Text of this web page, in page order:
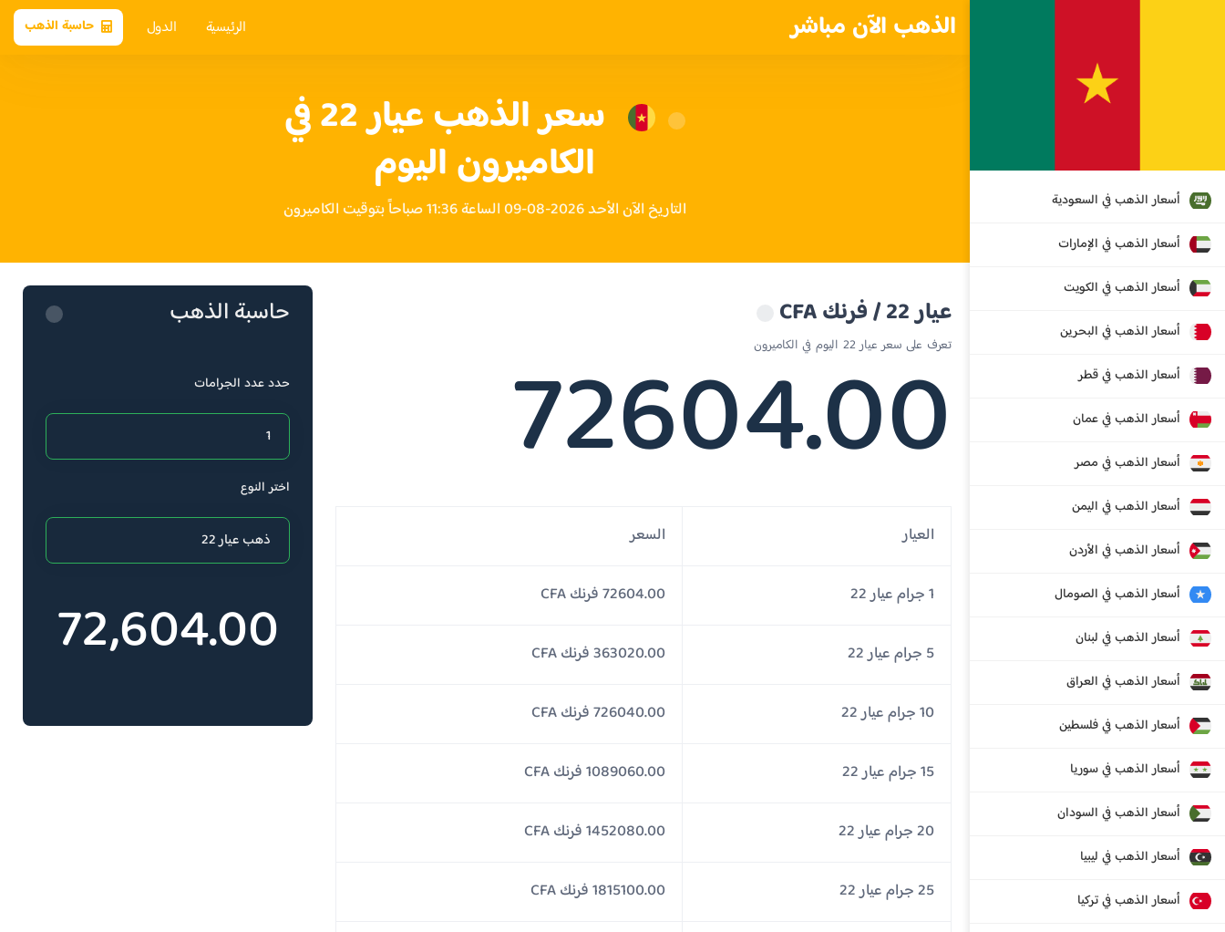
الذهب الآن مباشر الرئيسية الدول حاسبة الذهب
أسعار الذهب في السعودية
أسعار الذهب في الإمارات
أسعار الذهب في الكويت
أسعار الذهب في البحرين
أسعار الذهب في قطر
أسعار الذهب في عمان
أسعار الذهب في مصر
أسعار الذهب في اليمن
أسعار الذهب في الأردن
أسعار الذهب في الصومال
أسعار الذهب في لبنان
أسعار الذهب في العراق
أسعار الذهب في فلسطين
أسعار الذهب في سوريا
أسعار الذهب في السودان
أسعار الذهب في ليبيا
أسعار الذهب في تركيا
سعر الذهب عيار 22 في
الكاميرون اليوم
التاريخ الآن الأحد 2026-08-09 الساعة 11:36 صباحاً بتوقيت الكاميرون
عيار 22 / فرنك CFA
تعرف على سعر عيار 22 اليوم في الكاميرون
72604.00
العيار السعر
1 جرام عيار 22 72604.00 فرنك CFA
5 جرام عيار 22 363020.00 فرنك CFA
10 جرام عيار 22 726040.00 فرنك CFA
15 جرام عيار 22 1089060.00 فرنك CFA
20 جرام عيار 22 1452080.00 فرنك CFA
25 جرام عيار 22 1815100.00 فرنك CFA
حاسبة الذهب
حدد عدد الجرامات
اختر النوع
72,604.00